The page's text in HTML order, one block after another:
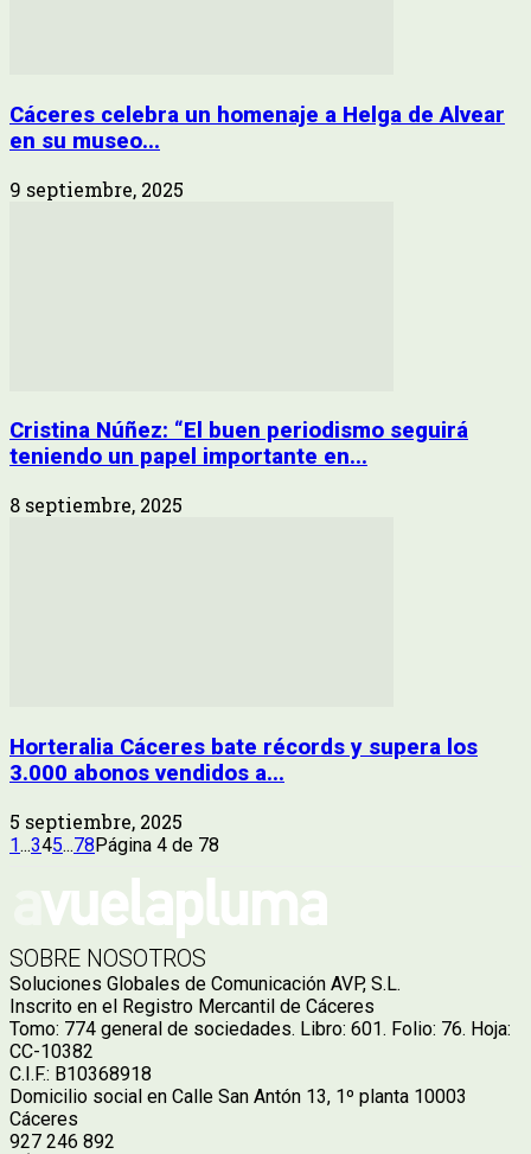
Cáceres celebra un homenaje a Helga de Alvear
en su museo...
9 septiembre, 2025
Cristina Núñez: “El buen periodismo seguirá
teniendo un papel importante en...
8 septiembre, 2025
Horteralia Cáceres bate récords y supera los
3.000 abonos vendidos a...
5 septiembre, 2025
1...345...78Página 4 de 78
SOBRE NOSOTROS
Soluciones Globales de Comunicación AVP, S.L.
Inscrito en el Registro Mercantil de Cáceres
Tomo: 774 general de sociedades. Libro: 601. Folio: 76. Hoja:
CC-10382
C.I.F.: B10368918
Domicilio social en Calle San Antón 13, 1º planta 10003
Cáceres
927 246 892